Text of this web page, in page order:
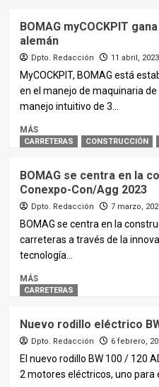
BOMAG myCOCKPIT
alemán
Dpto. Redacción 11 abril, 2023
MyCOCKPIT, BOMAG está
en el manejo de maquinaria
manejo intuitivo de 3...
MÁS
CARRETERAS CONSTRUCCIÓN
BOMAG se centra en la
Conexpo-Con/Agg 2023
Dpto. Redacción 7 marzo,
BOMAG se centra en la
carreteras a través de la
tecnología...
MÁS
CARRETERAS
Nuevo rodillo eléctrico
Dpto. Redacción 6 febrero,
El nuevo rodillo BW 100 / 120
2 motores eléctricos, uno para